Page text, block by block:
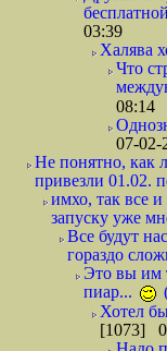
03:39
Халява
Что
08:14
07-02-
Не понятно, как
привезли 01.02.
имхо, так все
запуску уже
Все будут
гораздо
Это вы им
пиар...
Хотел
[1073]